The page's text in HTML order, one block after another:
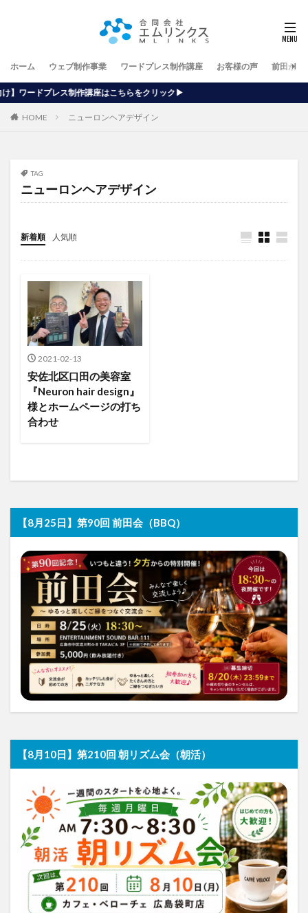
ホーム ウェブ制作事業 ワードプレス制作講座 お客様の声 前田が行
座はこちらをクリック▶
HOME ニューロンヘアデザイン
TAG
ニューロンヘアデザイン
新着順 人気順
2021-02-13
安佐北区口田の美容室
『Neuron hair design』
様とホームページの打ち
合わせ
【8月25日】第90回 前田会（BBQ）
【8月10日】第210回 朝リズム会（朝活）